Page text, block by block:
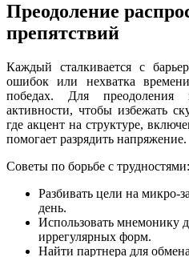
Преодоление
препятствий
Каждый сталкивается с
ошибок или нехватка
победах. Для преодоления
активности, чтобы избежать
где акцент на структуре,
помогает разрядить напряжение.
Советы по борьбе с трудностями:
Разбивать цели на микро-
день.
Использовать мнемонику
иррегулярных форм.
Найти партнера для